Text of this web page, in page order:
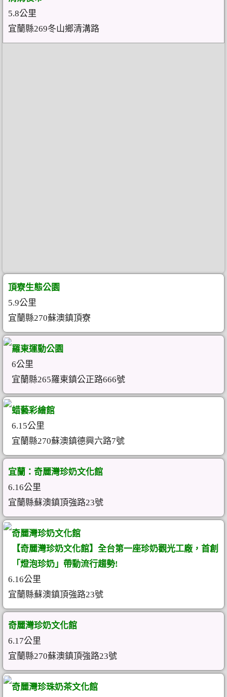
5.8公里
宜蘭縣269冬山鄉清溝路
頂寮生態公園
5.9公里
宜蘭縣270蘇澳鎮頂寮
羅東運動公園
6公里
宜蘭縣265羅東鎮公正路666號
蜡藝彩繪館
6.15公里
宜蘭縣270蘇澳鎮德興六路7號
宜蘭：奇麗灣珍奶文化館
6.16公里
宜蘭縣蘇澳鎮頂強路23號
奇麗灣珍奶文化館
【奇麗灣珍奶文化館】全台第一座珍奶觀光工廠，首創
「燈泡珍奶」帶動流行趨勢!
6.16公里
宜蘭縣蘇澳鎮頂強路23號
奇麗灣珍奶文化館
6.17公里
宜蘭縣270蘇澳鎮頂強路23號
奇麗灣珍珠奶茶文化館